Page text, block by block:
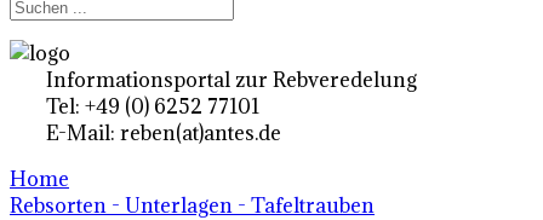
Informationsportal zur Rebveredelung
Tel: +49 (0) 6252 77101
E-Mail: reben(at)antes.de
Home
Rebsorten - Unterlagen - Tafeltrauben